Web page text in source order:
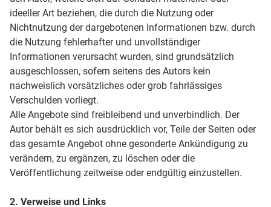
ideeller Art beziehen, die durch die Nutzung oder
Nichtnutzung der dargebotenen Informationen bzw. durch
die Nutzung fehlerhafter und unvollständiger
Informationen verursacht wurden, sind grundsätzlich
ausgeschlossen, sofern seitens des Autors kein
nachweislich vorsätzliches oder grob fahrlässiges
Verschulden vorliegt.
Alle Angebote sind freibleibend und unverbindlich. Der
Autor behält es sich ausdrücklich vor, Teile der Seiten oder
das gesamte Angebot ohne gesonderte Ankündigung zu
verändern, zu ergänzen, zu löschen oder die
Veröffentlichung zeitweise oder endgültig einzustellen.
2. Verweise und Links